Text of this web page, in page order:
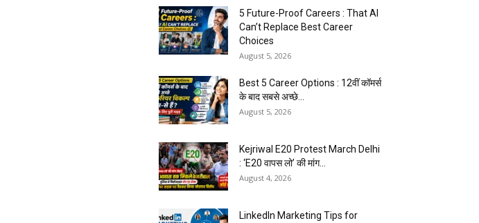
5 Future-Proof Careers : That AI
Can’t Replace Best Career
Choices
August 5, 2026
Best 5 Career Options : 12वीं कॉमर्स
के बाद सबसे अच्छे...
August 5, 2026
Kejriwal E20 Protest March Delhi
: ‘E20 वापस लो’ की मांग...
August 4, 2026
LinkedIn Marketing Tips for